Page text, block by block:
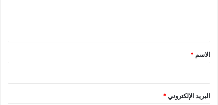
*
الاسم *
البريد الإلكتروني*